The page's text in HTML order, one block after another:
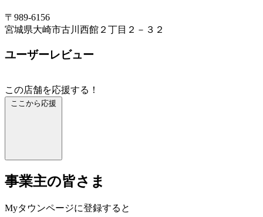
〒989-6156
宮城県大崎市古川西館２丁目２－３２
ユーザーレビュー
この店舗を応援する！
ここから応援
事業主の皆さま
Myタウンページに登録すると